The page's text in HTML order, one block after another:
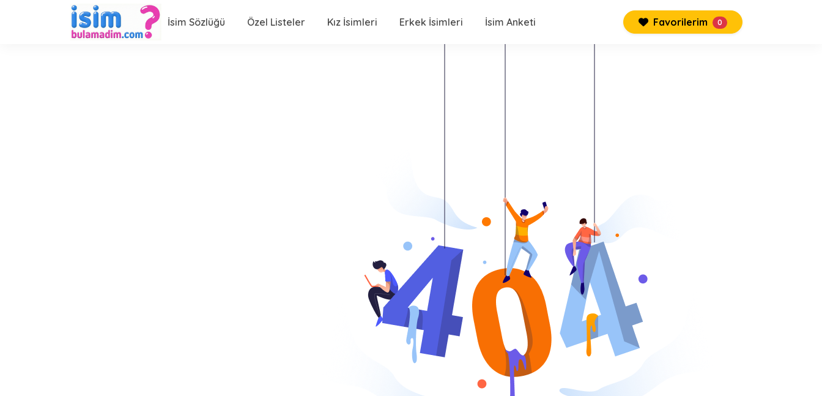
İsim Sözlüğü Özel Listeler Kız İsimleri Erkek İsimleri İsim Anketi Favorilerim 0